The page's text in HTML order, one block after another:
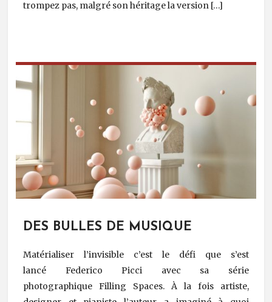
trompez pas, malgré son héritage la version […]
DES BULLES DE MUSIQUE
Matérialiser l’invisible c’est le défi que s’est
lancé Federico Picci avec sa série
photographique Filling Spaces. À la fois artiste,